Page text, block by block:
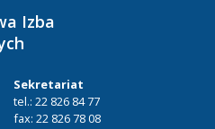
Izba
Sekretariat
tel.: 22 826 84 77
fax: 22 826 78 08